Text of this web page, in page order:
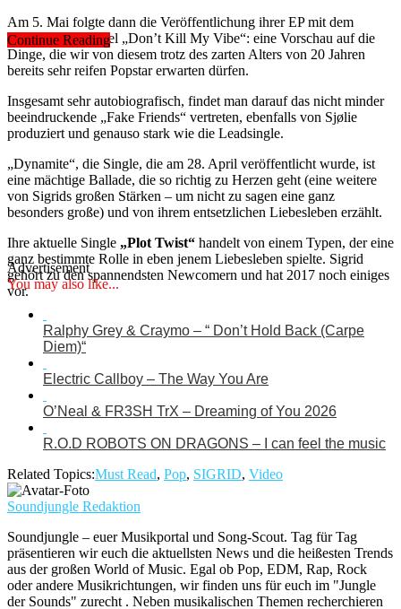
Am 5. Mai folgte dann die Veröffentlichung ihrer EP mit dem
gleichnamigen Titel „Don’t Kill My Vibe“: eine Vorschau auf die
Dinge, die wir von diesem trotz des zarten Alters von 20 Jahren
bereits sehr reifen Popstar erwarten dürfen.
Insgesamt sehr autobiografisch, findet man darauf das nicht minder
beeindruckende „Fake Friends“ vertreten, ebenfalls von Sjølie
produziert und genauso stark wie die Leadsingle.
„Dynamite“, die Single, die am 28. April veröffentlicht wurde, ist
eine mächtige Ballade, die so richtig zu Herzen geht (eine weitere
von Sigrids großen Stärken – um nicht zu sagen eine ganz
besonders große) und von ihrem entsetzlichen Liebesleben erzählt.
Ihre aktuelle Single „Plot Twist“ handelt von einem Typen, der eine
ganz bestimmte Rolle in eben jenem Liebesleben spielte. Sigrid
gehört zu den spannendsten Newcomern und hat 2017 noch einiges
vor.
Continue Reading
Advertisement
You may also like...
Ralphy Grey & Craymo – “ Don’t Hold Back (Carpe
Diem)“
Electric Callboy – The Way You Are
O’Neal & FR3SH TrX – Dreaming of You 2026
R.O.D ROBOTS ON DRAGONS – I can feel the music
Related Topics:Must Read, Pop, SIGRID, Video
Soundjungle Redaktion
Soundjungle – euer Musikportal und Song-Scout. Tag für Tag
präsentieren wir euch die aktuellsten News und die heißesten Trends
aus der großen World of Music. Egal ob Pop, EDM, Rap, Rock
oder andere Musikrichtungen, wir finden uns für euch im "Jungle
der Sounds" zurecht . Neben musikalischen Themen recherchieren